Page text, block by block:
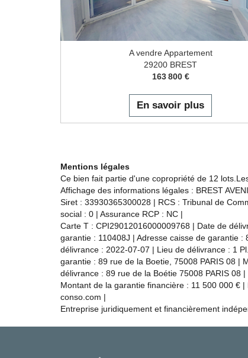
A vendre Appartement
29200 BREST
163 800 €
En savoir plus
Mentions légales
Ce bien fait partie d'une copropriété de 12
Affichage des informations légales : BREST
Siret : 33930365300028 | RCS : Tribunal de
social : 0 | Assurance RCP : NC |
Carte T : CPI29012016000009768 | Date de
garantie : 110408J | Adresse caisse de garantie
délivrance : 2022-07-07 | Lieu de délivrance : 1
garantie : 89 rue de la Boetie, 75008 PARIS 08 |
délivrance : 89 rue de la Boétie 75008 PARIS 08
Montant de la garantie financière : 11 500 000 €
conso.com |
Entreprise juridiquement et financièrement